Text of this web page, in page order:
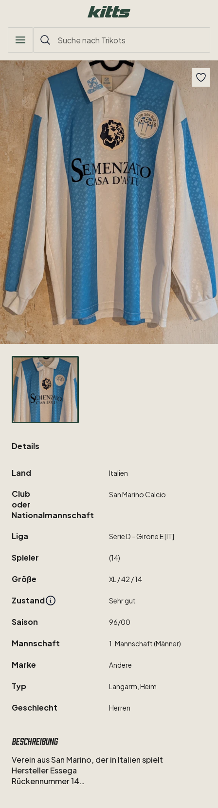
Details
Land Italien
Club
oder
Nationalmannschaft
SanMarinoCalcio
Liga SerieD -GironeE[IT]
Spieler (14)
Größe XL ​/​42 ​/​14
Zustand Sehrgut
Saison 96​/​00
Mannschaft 1. Mannschaft(Männer)
Marke Andere
Typ Langarm, Heim
Geschlecht Herren
Beschreibung
Verein ausSan Marino, derin Italienspielt
HerstellerEssega
Rückennummer14